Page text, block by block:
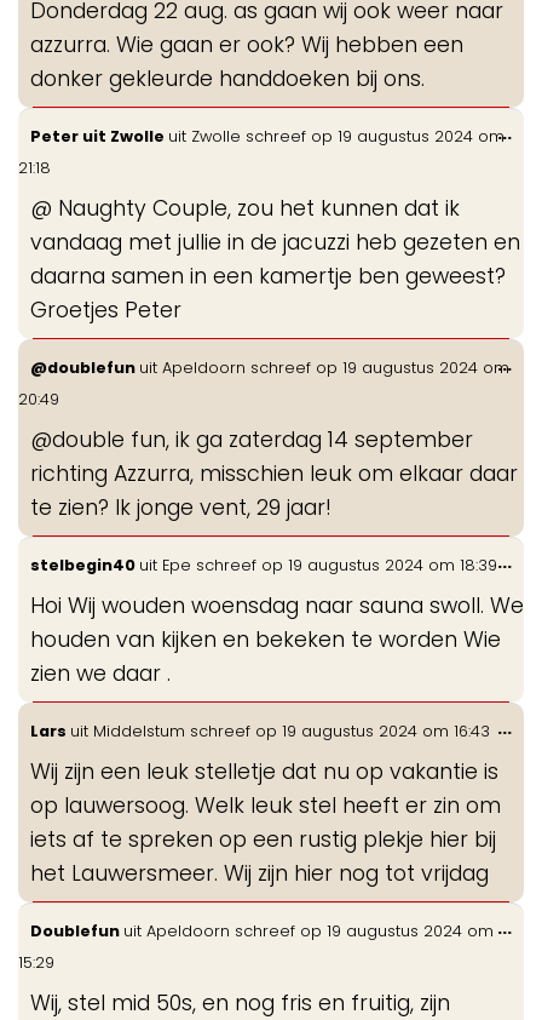
Donderdag 22 aug. as gaan wij ook weer naar
azzurra. Wie gaan er ook? Wij hebben een
donker gekleurde handdoeken bij ons.
Peter uit Zwolle uit Zwolle schreef op 19 augustus 2024 om
21:18
@ Naughty Couple, zou het kunnen dat ik
vandaag met jullie in de jacuzzi heb gezeten en
daarna samen in een kamertje ben geweest?
Groetjes Peter
...
@doublefun uit Apeldoorn schreef op 19 augustus 2024 om
20:49
@double fun, ik ga zaterdag 14 september
richting Azzurra, misschien leuk om elkaar daar
te zien? Ik jonge vent, 29 jaar!
...
stelbegin40 uit Epe schreef op 19 augustus 2024 om 18:39
Hoi Wij wouden woensdag naar sauna swoll. We
houden van kijken en bekeken te worden Wie
zien we daar .
...
Lars uit Middelstum schreef op 19 augustus 2024 om 16:43
Wij zijn een leuk stelletje dat nu op vakantie is
op lauwersoog. Welk leuk stel heeft er zin om
iets af te spreken op een rustig plekje hier bij
het Lauwersmeer. Wij zijn hier nog tot vrijdag
...
Doublefun uit Apeldoorn schreef op 19 augustus 2024 om
15:29
Wij, stel mid 50s, en nog fris en fruitig, zijn
...